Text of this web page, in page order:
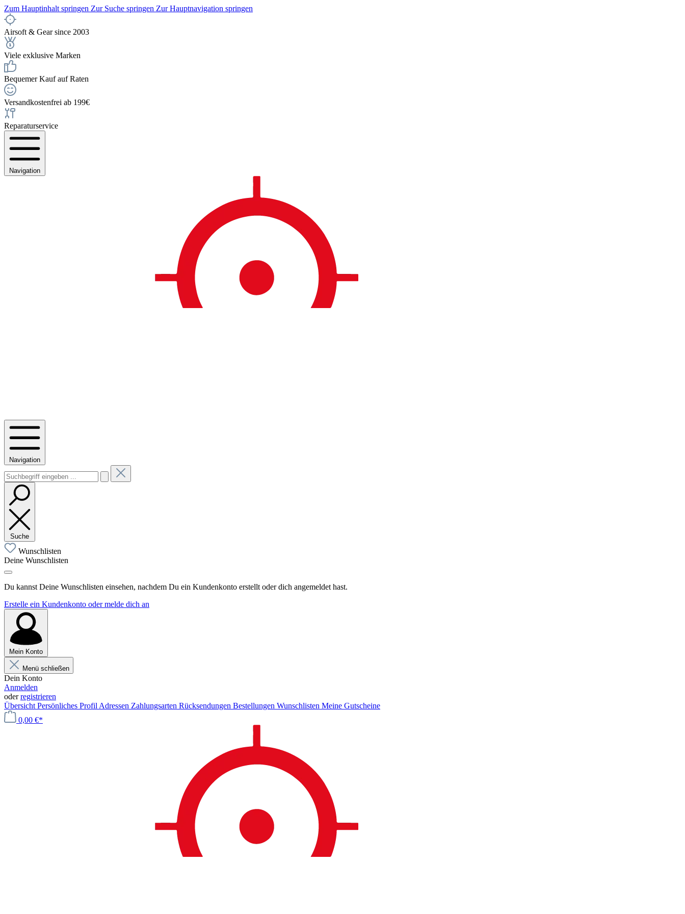
Zum Hauptinhalt springen Zur Suche springen Zur Hauptnavigation springen
Airsoft & Gear since 2003
Viele exklusive Marken
Bequemer Kauf auf Raten
Versandkostenfrei ab 199€
Reparaturservice
Navigation
Navigation
Suche
Wunschlisten
Deine Wunschlisten
Du kannst Deine Wunschlisten einsehen, nachdem Du ein Kundenkonto erstellt oder dich angemeldet hast.
Erstelle ein Kundenkonto oder melde dich an
Mein Konto
Menü schließen
Dein Konto
Anmelden
oderregistrieren
Übersicht Persönliches Profil Adressen Zahlungsarten Rücksendungen Bestellungen Wunschlisten Meine Gutscheine
0,00 €*